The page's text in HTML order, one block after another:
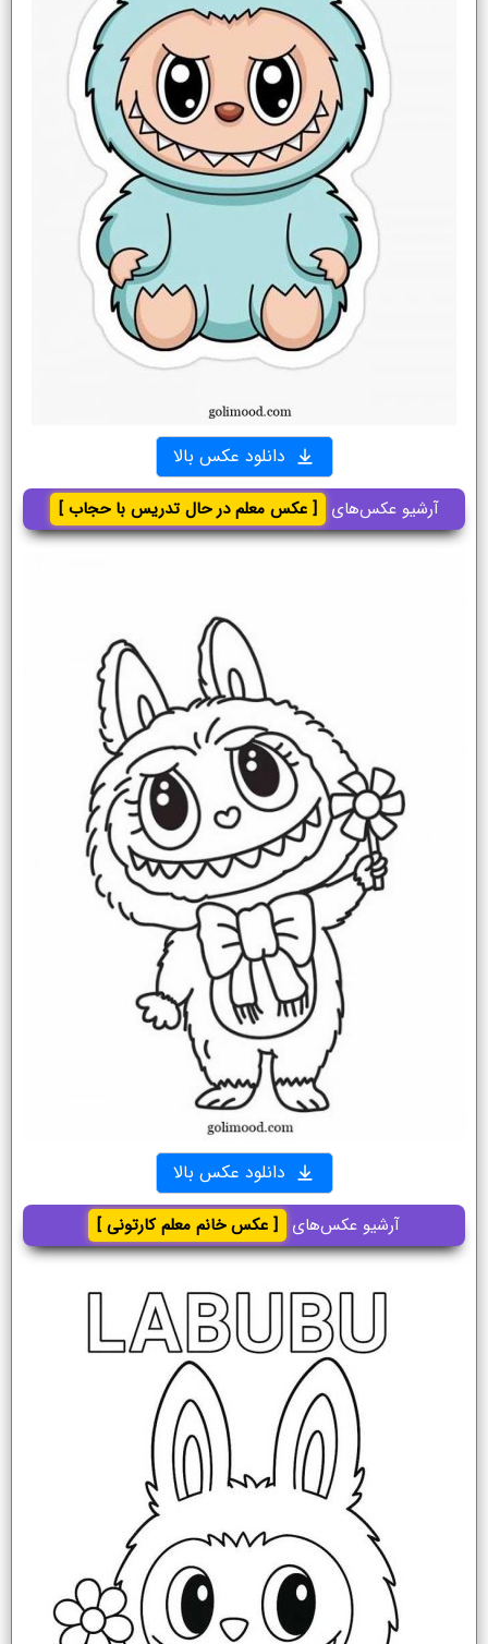
دانلود عکس بالا
آرشیو عکس‌های [ عکس معلم در حال تدریس با حجاب ]
دانلود عکس بالا
آرشیو عکس‌های [ عکس خانم معلم کارتونی ]